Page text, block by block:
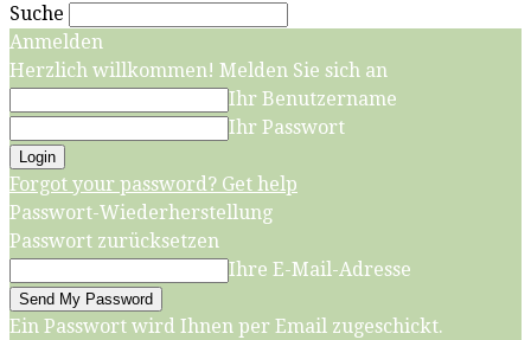
Suche
Anmelden
Herzlich willkommen! Melden Sie sich an
Ihr Benutzername
Ihr Passwort
Forgot your password? Get help
Passwort-Wiederherstellung
Passwort zurücksetzen
Ihre E-Mail-Adresse
Ein Passwort wird Ihnen per Email zugeschickt.